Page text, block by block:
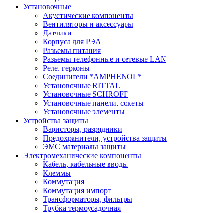
Установочные
Акустические компоненты
Вентиляторы и аксессуары
Датчики
Корпуса для РЭА
Разъемы питания
Разъемы телефонные и сетевые LAN
Реле, герконы
Соединители *AMPHENOL*
Установочные RITTAL
Установочные SCHROFF
Установочные панели, сокеты
Установочные элементы
Устройства защиты
Варисторы, разрядники
Предохранители, устройства защиты
ЭМС материалы защиты
Электромеханические компоненты
Кабель, кабельные вводы
Клеммы
Коммутация
Коммутация импорт
Трансформаторы, фильтры
Трубка термоусадочная